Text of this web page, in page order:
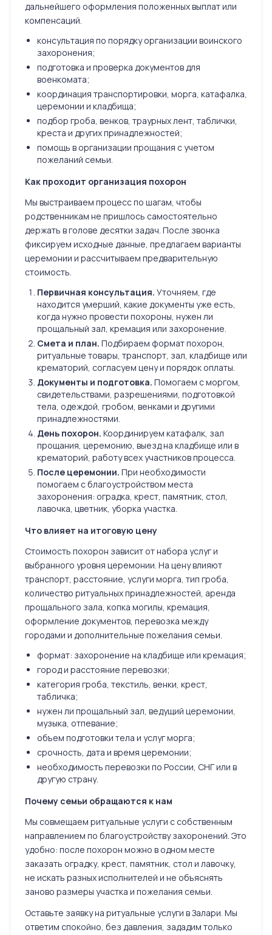
дальнейшего оформления положенных выплат или
компенсаций.
консультация по порядку организации воинского
захоронения;
подготовка и проверка документов для
военкомата;
координация транспортировки, морга, катафалка,
церемонии и кладбища;
подбор гроба, венков, траурных лент, таблички,
креста и других принадлежностей;
помощь в организации прощания с учетом
пожеланий семьи.
Как проходит организация похорон
Мы выстраиваем процесс по шагам, чтобы
родственникам не пришлось самостоятельно
держать в голове десятки задач. После звонка
фиксируем исходные данные, предлагаем варианты
церемонии и рассчитываем предварительную
стоимость.
Первичная консультация. Уточняем, где
находится умерший, какие документы уже есть,
когда нужно провести похороны, нужен ли
прощальный зал, кремация или захоронение.
Смета и план. Подбираем формат похорон,
ритуальные товары, транспорт, зал, кладбище или
крематорий, согласуем цену и порядок оплаты.
Документы и подготовка. Помогаем с моргом,
свидетельствами, разрешениями, подготовкой
тела, одеждой, гробом, венками и другими
принадлежностями.
День похорон. Координируем катафалк, зал
прощания, церемонию, выезд на кладбище или в
крематорий, работу всех участников процесса.
После церемонии. При необходимости
помогаем с благоустройством места
захоронения: оградка, крест, памятник, стол,
лавочка, цветник, уборка участка.
Что влияет на итоговую цену
Стоимость похорон зависит от набора услуг и
выбранного уровня церемонии. На цену влияют
транспорт, расстояние, услуги морга, тип гроба,
количество ритуальных принадлежностей, аренда
прощального зала, копка могилы, кремация,
оформление документов, перевозка между
городами и дополнительные пожелания семьи.
формат: захоронение на кладбище или кремация;
город и расстояние перевозки;
категория гроба, текстиль, венки, крест,
табличка;
нужен ли прощальный зал, ведущий церемонии,
музыка, отпевание;
объем подготовки тела и услуг морга;
срочность, дата и время церемонии;
необходимость перевозки по России, СНГ или в
другую страну.
Почему семьи обращаются к нам
Мы совмещаем ритуальные услуги с собственным
направлением по благоустройству захоронений. Это
удобно: после похорон можно в одном месте
заказать оградку, крест, памятник, стол и лавочку,
не искать разных исполнителей и не объяснять
заново размеры участка и пожелания семьи.
Оставьте заявку на ритуальные услуги в Залари. Мы
ответим спокойно, без давления, зададим только